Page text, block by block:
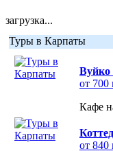
загрузка...
Туры в Карпаты
Вуйко
от 700
Кафе
от 840